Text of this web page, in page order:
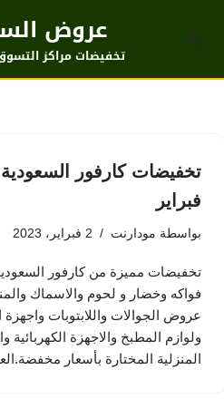
تخطى
عروض
تخفيضات مراكز
فبراير
بواسطة مودارنت 2 فبراير، 2023
تخفيضات مميزة من كارفور
فواكه وخضار و لحوم والاسماك
عروض الجوالات واللابتوبات
ولوازم المطبخ والاجهزة الكهربائية
المنزلية المختارة بأسعار